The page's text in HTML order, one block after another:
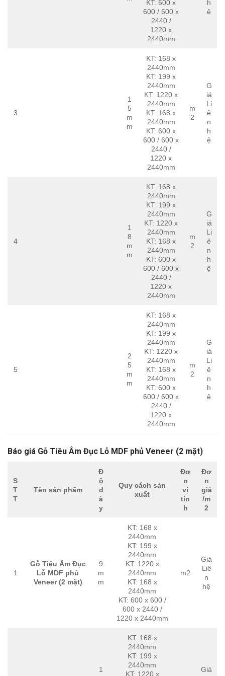
KT: 600 x
600 / 600 x
2440 /
1220 x
2440mm
h
ệ
3
1
5
m
m
KT: 168 x
2440mm
KT: 199 x
2440mm
KT: 1220 x
2440mm
KT: 168 x
2440mm
KT: 600 x
600 / 600 x
2440 /
1220 x
2440mm
m
2
G
iá
Li
ê
n
h
ệ
4
1
8
m
m
KT: 168 x
2440mm
KT: 199 x
2440mm
KT: 1220 x
2440mm
KT: 168 x
2440mm
KT: 600 x
600 / 600 x
2440 /
1220 x
2440mm
m
2
G
iá
Li
ê
n
h
ệ
5
2
5
m
m
KT: 168 x
2440mm
KT: 199 x
2440mm
KT: 1220 x
2440mm
KT: 168 x
2440mm
KT: 600 x
600 / 600 x
2440 /
1220 x
2440mm
m
2
G
iá
Li
ê
n
h
ệ
Báo giá Gỗ Tiêu Âm Đục Lỗ MDF phủ Veneer (2 mặt)
S
T
T
Tên sản phẩm
Đ
ộ
d
à
y
Quy cách sản
xuất
Đơ
n
vị
tín
h
Đơ
n
giá
/m
2
1
Gỗ Tiêu Âm Đục
Lỗ MDF phủ
Veneer (2 mặt)
9
m
m
KT: 168 x
2440mm
KT: 199 x
2440mm
KT: 1220 x
2440mm
KT: 168 x
2440mm
KT: 600 x 600 /
600 x 2440 /
1220 x 2440mm
m2
Giá
Liê
n
hệ
1
KT: 168 x
2440mm
KT: 199 x
2440mm
KT: 1220 x
Giá